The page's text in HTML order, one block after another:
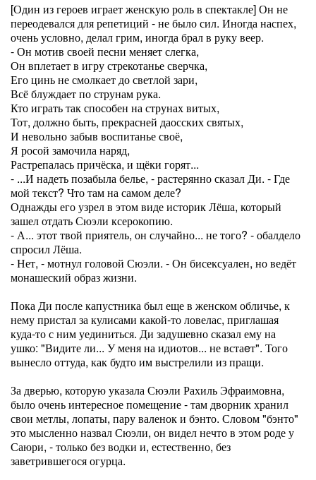
[Один из героев играет женскую роль в спектакле] Он не
переодевался для репетиций - не было сил. Иногда наспех,
очень условно, делал грим, иногда брал в руку веер.
- Он мотив своей песни меняет слегка,
Он вплетает в игру стрекотанье сверчка,
Его цинь не смолкает до светлой зари,
Всё блуждает по струнам рука.
Кто играть так способен на струнах витых,
Тот, должно быть, прекрасней даосских святых,
И невольно забыв воспитанье своё,
Я росой замочила наряд,
Растрепалась причёска, и щёки горят...
- ...И надеть позабыла белье, - растерянно сказал Ди. - Где
мой текст? Что там на самом деле?
Однажды его узрел в этом виде историк Лёша, который
зашел отдать Сюэли ксерокопию.
- А... этот твой приятель, он случайно... не того? - обалдело
спросил Лёша.
- Нет, - мотнул головой Сюэли. - Он бисексуален, но ведёт
монашеский образ жизни.
Пока Ди после капустника был еще в женском обличье, к
нему пристал за кулисами какой-то ловелас, приглашая
куда-то с ним уединиться. Ди задушевно сказал ему на
ушко: "Видите ли... У меня на идиотов... не встаeт". Того
вынесло оттуда, как будто им выстрелили из пращи.
За дверью, которую указала Сюэли Рахиль Эфраимовна,
было очень интересное помещение - там дворник хранил
свои метлы, лопаты, пару валенок и бэнто. Словом "бэнто"
это мысленно назвал Сюэли, он видел нечто в этом роде у
Саюри, - только без водки и, естественно, без
заветрившегося огурца.